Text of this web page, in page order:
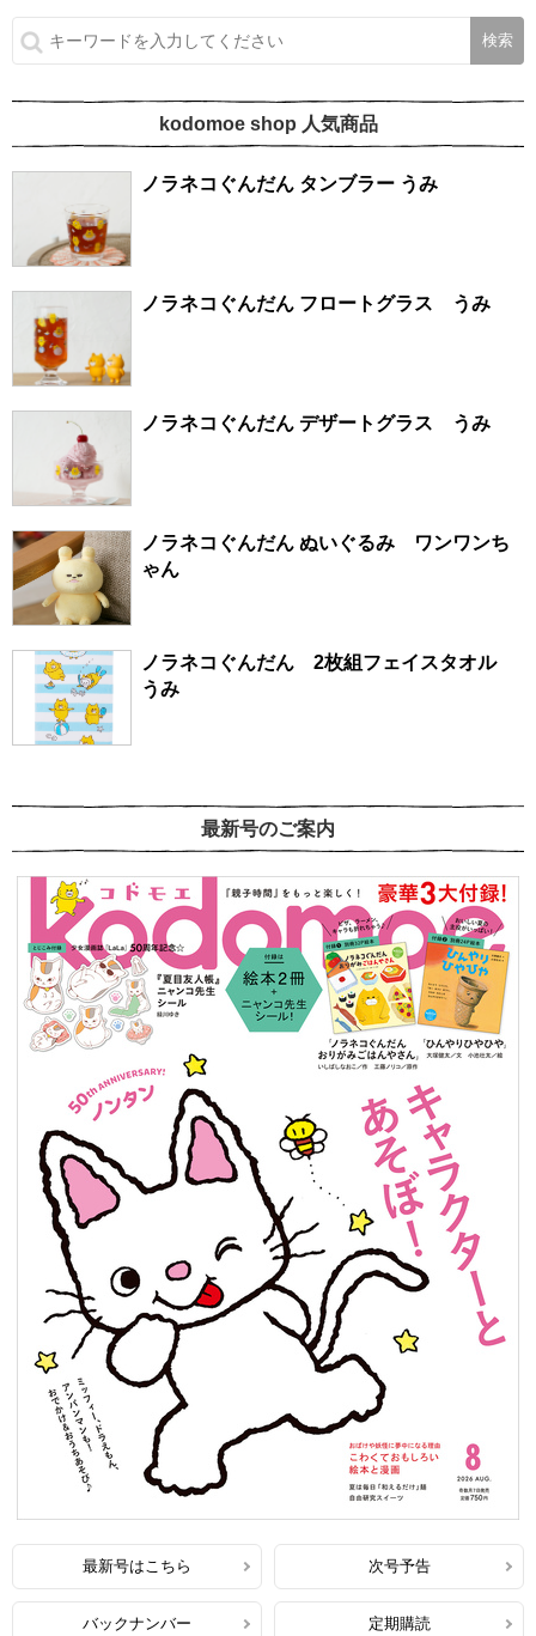
kodomoe shop 人気商品
ノラネコぐんだん タンブラー うみ
ノラネコぐんだん フロートグラス うみ
ノラネコぐんだん デザートグラス うみ
ノラネコぐんだん ぬいぐるみ ワンワンち
ゃん
ノラネコぐんだん 2枚組フェイスタオル
うみ
最新号のご案内
最新号はこちら 次号予告
バックナンバー 定期購読